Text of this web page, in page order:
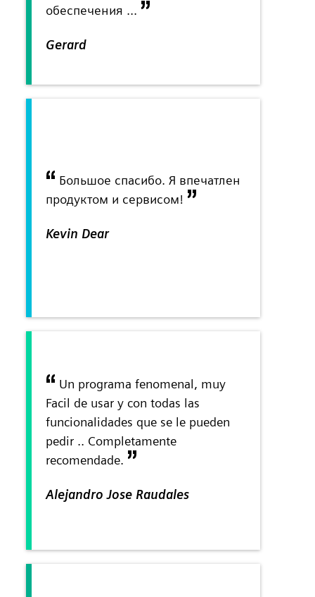
обеспечения ...
Gerard
Большое спасибо. Я впечатлен
продуктом и сервисом!
Kevin Dear
Un programa fenomenal, muy
Facil de usar y con todas las
funcionalidades que se le pueden
pedir .. Completamente
recomendade.
Alejandro Jose Raudales